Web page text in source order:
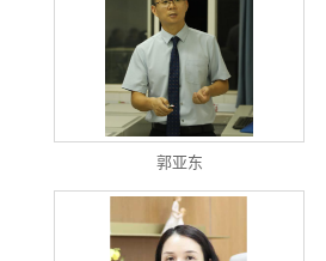
郭亚东